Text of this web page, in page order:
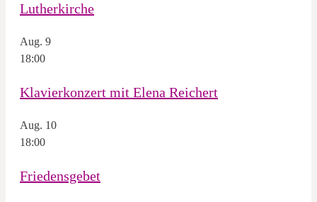
Lutherkirche
Aug. 9
18:00
Klavierkonzert mit Elena Reichert
Aug. 10
18:00
Friedensgebet